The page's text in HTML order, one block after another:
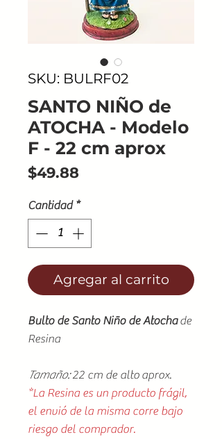
SKU: BULRF02
SANTO NIÑO de
ATOCHA - Modelo
F - 22 cm aprox
$49.88
Cantidad *
Agregar al carrito
Bulto de Santo Niño de Atochade
Resina
Tamaño:22 cm de alto aprox.
*La Resina es un producto frágil,
el envió de la misma corre bajo
riesgo del comprador.